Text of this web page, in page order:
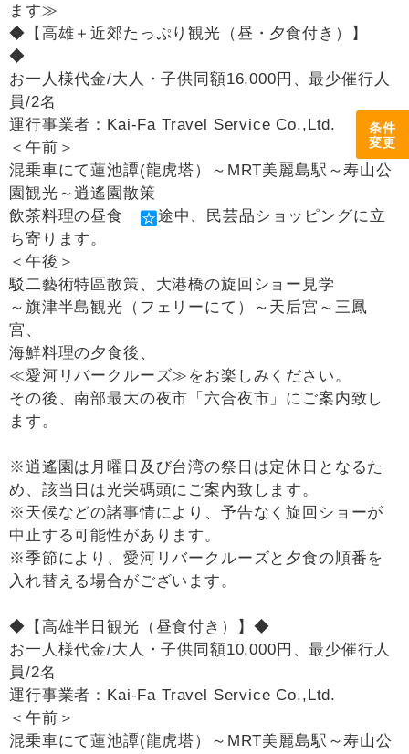
条件
変更
ます≫
◆【高雄＋近郊たっぷり観光（昼・夕食付き）】
◆
お一人様代金/大人・子供同額16,000円、最少催行人
員/2名
運行事業者：Kai-Fa Travel Service Co.,Ltd.
＜午前＞
混乗車にて蓮池譚(龍虎塔）～MRT美麗島駅～寿山公
園観光～逍遙園散策
飲茶料理の昼食
途中、民芸品ショッピングに立
ち寄ります。
＜午後＞
駁二藝術特區散策、大港橋の旋回ショー見学
～旗津半島観光（フェリーにて）～天后宮～三鳳
宮、
海鮮料理の夕食後、
≪愛河リバークルーズ≫をお楽しみください。
その後、南部最大の夜市「六合夜市」にご案内致し
ます。
※逍遙園は月曜日及び台湾の祭日は定休日となるた
め、該当日は光栄碼頭にご案内致します。
※天候などの諸事情により、予告なく旋回ショーが
中止する可能性があります。
※季節により、愛河リバークルーズと夕食の順番を
入れ替える場合がございます。
◆【高雄半日観光（昼食付き）】◆
お一人様代金/大人・子供同額10,000円、最少催行人
員/2名
運行事業者：Kai-Fa Travel Service Co.,Ltd.
＜午前＞
混乗車にて蓮池譚(龍虎塔）～MRT美麗島駅～寿山公